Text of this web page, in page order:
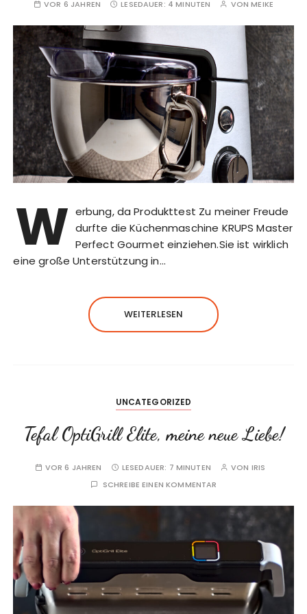
VOR 6 JAHREN LESEDAUER: 4 MINUTEN VONMEIKE
W erbung, da Produkttest Zu meiner Freude
durfte die Küchenmaschine KRUPS Master
Perfect Gourmet einziehen.Sie ist wirklich
eine große Unterstützung in…
WEITERLESEN
UNCATEGORIZED
Tefal OptiGrill Elite, meine neue Liebe!
VOR 6 JAHREN LESEDAUER: 7 MINUTEN VON IRIS
SCHREIBE EINEN KOMMENTAR